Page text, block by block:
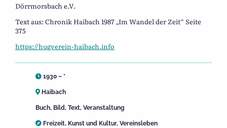
Dörrmorsbach e.V.
Text aus: Chronik Haibach 1987 „Im Wandel der Zeit“ Seite
375
https://hugverein-haibach.info
1930 – *
Haibach
Buch, Bild, Text, Veranstaltung
Freizeit, Kunst und Kultur, Vereinsleben